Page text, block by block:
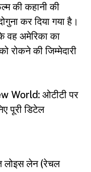
की कहानी की
कर दिया गया है।
वह अमेरिका का
रोकने की जिम्मेदारी
World: ओटीटी पर
पूरी डिटेल
लेन (रेचल